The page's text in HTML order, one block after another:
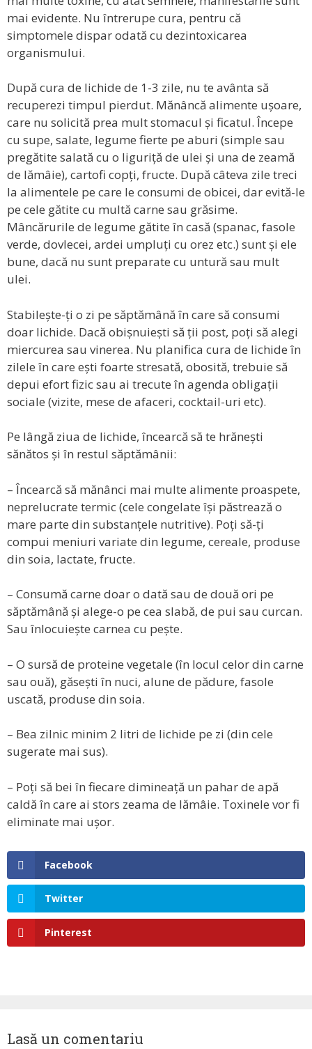
mai evidente. Nu întrerupe cura, pentru că
simptomele dispar odată cu dezintoxicarea
organismului.
După cura de lichide de 1-3 zile, nu te avânta să
recuperezi timpul pierdut. Mănâncă alimente ușoare,
care nu solicită prea mult stomacul și ficatul. Începe
cu supe, salate, legume fierte pe aburi (simple sau
pregătite salată cu o liguriță de ulei și una de zeamă
de lămâie), cartofi copți, fructe. După câteva zile treci
la alimentele pe care le consumi de obicei, dar evită-le
pe cele gătite cu multă carne sau grăsime.
Mâncărurile de legume gătite în casă (spanac, fasole
verde, dovlecei, ardei umpluți cu orez etc.) sunt și ele
bune, dacă nu sunt preparate cu untură sau mult
ulei.
Stabilește-ți o zi pe săptămână în care să consumi
doar lichide. Dacă obișnuiești să ții post, poți să alegi
miercurea sau vinerea. Nu planifica cura de lichide în
zilele în care ești foarte stresată, obosită, trebuie să
depui efort fizic sau ai trecute în agenda obligații
sociale (vizite, mese de afaceri, cocktail-uri etc).
Pe lângă ziua de lichide, încearcă să te hrănești
sănătos și în restul săptămânii:
– Încearcă să mănânci mai multe alimente proaspete,
neprelucrate termic (cele congelate își păstrează o
mare parte din substanțele nutritive). Poți să-ți
compui meniuri variate din legume, cereale, produse
din soia, lactate, fructe.
– Consumă carne doar o dată sau de două ori pe
săptămână și alege-o pe cea slabă, de pui sau curcan.
Sau înlocuiește carnea cu pește.
– O sursă de proteine vegetale (în locul celor din carne
sau ouă), găsești în nuci, alune de pădure, fasole
uscată, produse din soia.
– Bea zilnic minim 2 litri de lichide pe zi (din cele
sugerate mai sus).
– Poți să bei în fiecare dimineață un pahar de apă
caldă în care ai stors zeama de lămâie. Toxinele vor fi
eliminate mai ușor.
Facebook
Twitter
Pinterest
Lasă un comentariu